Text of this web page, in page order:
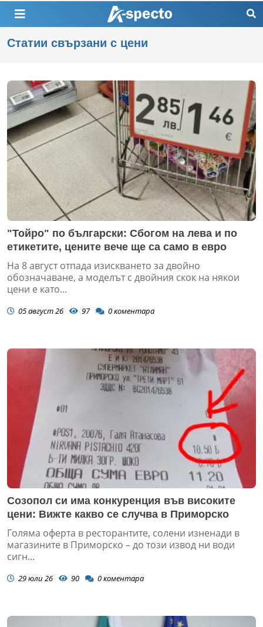
Статии свързани с цени
"Тойро" по български: Сбогом на лева и по
етикетите, цените вече ще са само в евро
На 8 август отпада изискването за двойно
обозначаване, а моделът с двойния скок на някои
цени е като...
05 август 26 97 0коментара
Созопол си има конкуренция във високите
цени: Вижте какво се случва в Приморско
Голяма оферта в ресторантите, солени изненади в
магазините в Приморско – до този извод ни води
сигн...
29 юли 26 90 0коментара